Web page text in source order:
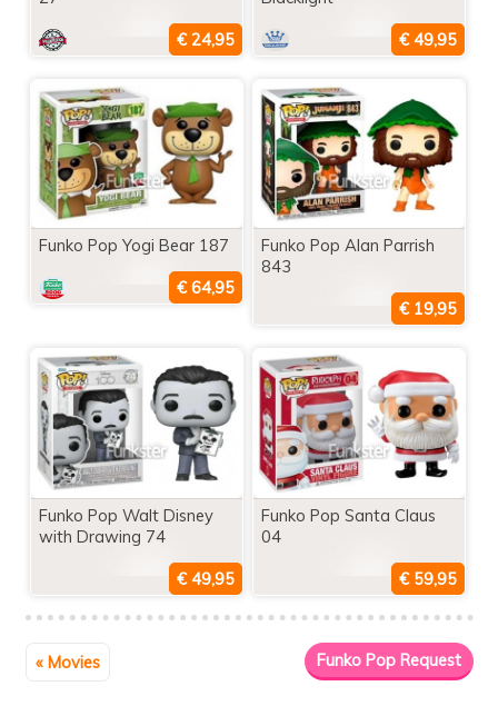
Funko Pop Yogi Bear 187
Funko Pop Alan Parrish
843
Funko Pop Walt Disney
with Drawing 74
Funko Pop Santa Claus
04
« Movies